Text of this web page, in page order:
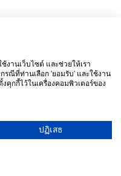
พฤหัสบดี
ศุกร์
เสาร์
งานเว็บไซต์ และช่วยให้เรา
ณีที่ท่านเลือก 'ยอมรับ' และใช้งาน
คุกกี้ไว้ในเครื่องคอมพิวเตอร์ของ
ปฏิเสธ